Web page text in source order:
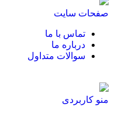
صفحات سایت
تماس با ما
درباره ما
سوالات متداول
منو کاربردی